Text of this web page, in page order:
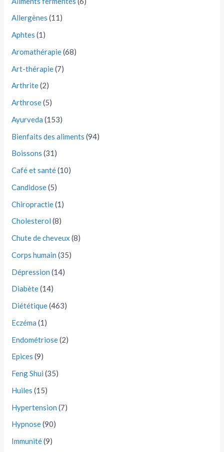
Allergènes (11)
Aphtes (1)
Aromathérapie(68)
Art-thérapie(7)
Arthrite(2)
Arthrose(5)
Ayurveda (153)
Bienfaits des aliments (94)
Boissons (31)
Café et santé(10)
Candidose(5)
Chiropractie(1)
Cholesterol (8)
Chute de cheveux (8)
Corps humain (35)
Dépression (14)
Diabète(14)
Diététique(463)
Eczéma (1)
Endométriose(2)
Epices (9)
Feng Shui (35)
Huiles (15)
Hypertension (7)
Hypnose(90)
Immunité(9)